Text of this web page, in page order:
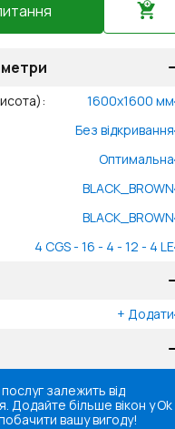
: 1600x1600 мм
Без відкривання
Оптимальна
BLACK_BROWN
BLACK_BROWN
4 CGS - 16 - 4 - 12 - 4 LE
+ Додати
залежить від
Додайте більше вікон у
вашу вигоду!
Ok